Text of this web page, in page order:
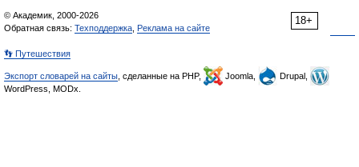
18+
© Академик, 2000-2026
Обратная связь: Техподдержка Реклама на сайте
👣 Путешествия
Экспорт словарей на сайты , сделанные на PHP, Joomla,
Drupal,
WordPress, MODx.